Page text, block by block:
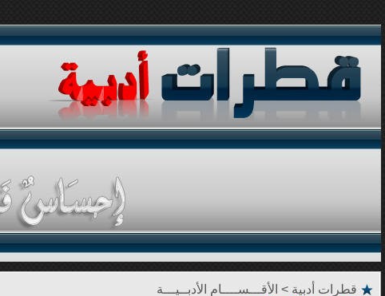
قطرات أدبية > الأقـــســــام الأدبــيـــة